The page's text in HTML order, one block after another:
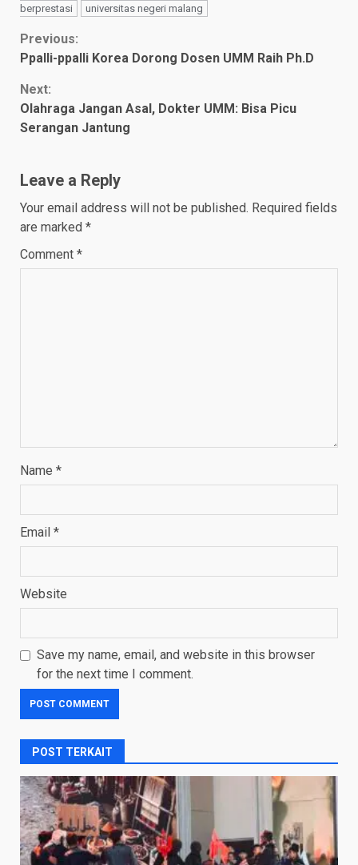
berprestasi
universitas negeri malang
Continue
Previous:
Ppalli-ppalli Korea Dorong Dosen UMM Raih Ph.D
Next:
Olahraga Jangan Asal, Dokter UMM: Bisa Picu
Serangan Jantung
Leave a Reply
Your email address will not be published. Required fields
are marked *
Comment *
Name *
Email *
Website
Save my name, email, and website in this browser
for the next time I comment.
POST TERKAIT